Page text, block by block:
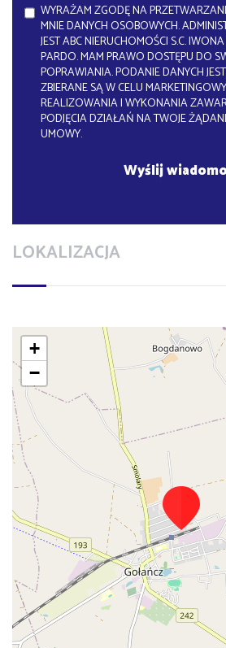
WYRAŻAM ZGODĘ NA
MNIE DANYCH OSOBOWYCH.
JEST ABC NIERUCHOMOŚCI S.C.
PARDO. MAM PRAWO DOSTĘPU DO
POPRAWIANIA. PODANIE DANYCH
ZBIERANE SĄ W CELU
REALIZOWANIA I WYKONANIA
PODJĘCIA DZIAŁAŃ NA TWOJE
UMOWY.
LOKALIZACJA
+
−